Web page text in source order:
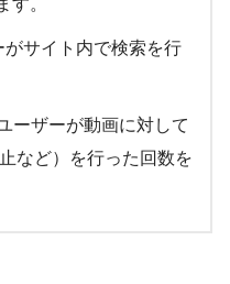
す。
がサイト内で検索を行
ーザーが動画に対して
など）を行った回数を